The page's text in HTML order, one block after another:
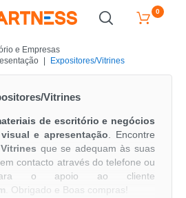
0
e Empresas
Expositores/Vitrines
Vitrines
de escritório e negócios
e apresentação . Encontre
que se adequam às suas
contacto através do telefone ou
o apoio ao cliente
. Obrigado e Boas compras!